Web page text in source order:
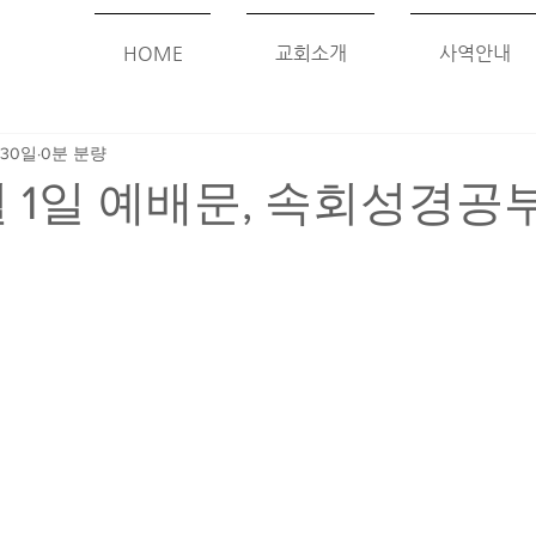
HOME 교회소개 사역안내
1일 예배문, 속회성경공
일 0분 분량